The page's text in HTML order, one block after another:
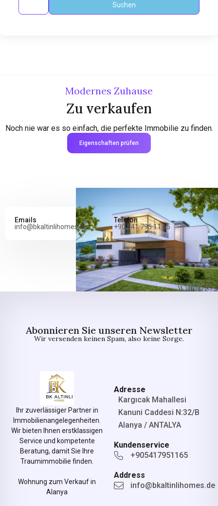
Suchen
Modernes Zuhause
Zu verkaufen
Noch nie war es so einfach, die perfekte Immobilie zu finden.
Eigenschaften prüfen
Emails
info@bkaltinlihomes.de
Telefon
+90 541 795 11 65
Abonnieren Sie unseren Newsletter
Wir versenden keinen Spam, also keine Sorge.
Ihr zuverlässiger Partner in
Immobilienangelegenheiten.
Wir bieten Ihnen erstklassigen
Service und kompetente
Beratung, damit Sie Ihre
Traumimmobilie finden.
Wohnung zum Verkauf in
Alanya
Adresse
Kargıcak Mahallesi
Kanuni Caddesi N:32/B
Alanya / ANTALYA
Kundenservice
+905417951165
Address
info@bkaltinlihomes.de